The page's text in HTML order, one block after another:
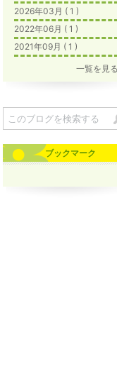
2026年03月 ( 1 )
2022年06月 ( 1 )
2021年09月 ( 1 )
一覧を見る
ブックマーク